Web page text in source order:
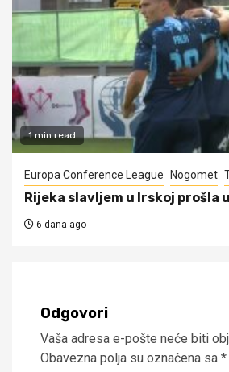
1 min read
Europa Conference League Nogomet
Rijeka slavljem u Irskoj prošla
6 dana ago
Odgovori
Vaša adresa e-pošte neće biti
Obavezna polja su označena sa *